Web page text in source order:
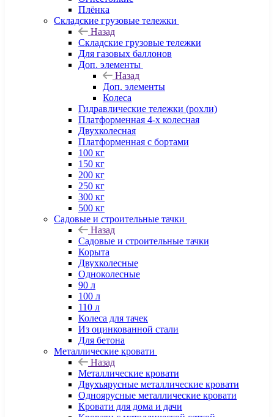
Плёнка
Складские грузовые тележки
Назад
Складские грузовые тележки
Для газовых баллонов
Доп. элементы
Назад
Доп. элементы
Колеса
Гидравлические тележки (рохли)
Платформенная 4-х колесная
Двухколесная
Платформенная с бортами
100 кг
150 кг
200 кг
250 кг
300 кг
500 кг
Садовые и строительные тачки
Назад
Садовые и строительные тачки
Корыта
Двухколесные
Одноколесные
90 л
100 л
110 л
Колеса для тачек
Из оцинкованной стали
Для бетона
Металлические кровати
Назад
Металлические кровати
Двухъярусные металлические кровати
Одноярусные металлические кровати
Кровати для дома и дачи